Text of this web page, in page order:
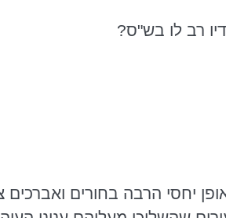
יחסי הרבה בחורים